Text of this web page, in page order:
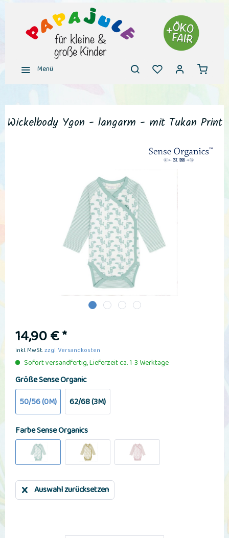
Menü
Wickelbody Ygon - langarm - mit Tukan Print
14,90 € *
inkl. MwSt.zzgl. Versandkosten
Sofort versandfertig, Lieferzeit ca. 1-3 Werktage
Größe Sense Organic
50/56 (0M)
62/68 (3M)
Farbe Sense Organics
Auswahl zurücksetzen